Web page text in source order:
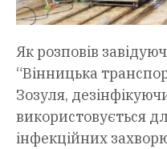
Як розповів
“Вінницька
Зозуля,
використовується
інфекційних